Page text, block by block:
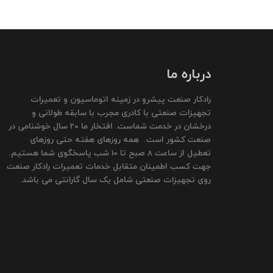
درباره ما
رادکار صنعت پیشرو در زمینه اتوماسیون و تعمیرات
تجهیزات صنعتی با کادری مجرب با سابقه طولانی و
درخشان در خدمت شماست. افتخار ما 20 سال خوشنامی در
صنعت کشور است. همه روزهای هفته حتی روزهای
تعطیل از ساعت 8 صبح تا 10 شب پاسخگوی شما هستیم.
جهت کسب اطمینان متقابل خدمات تعمیرات رادکار صنعت
روی تجهیزات صنعتی شامل یک سال گارانتی می باشد.